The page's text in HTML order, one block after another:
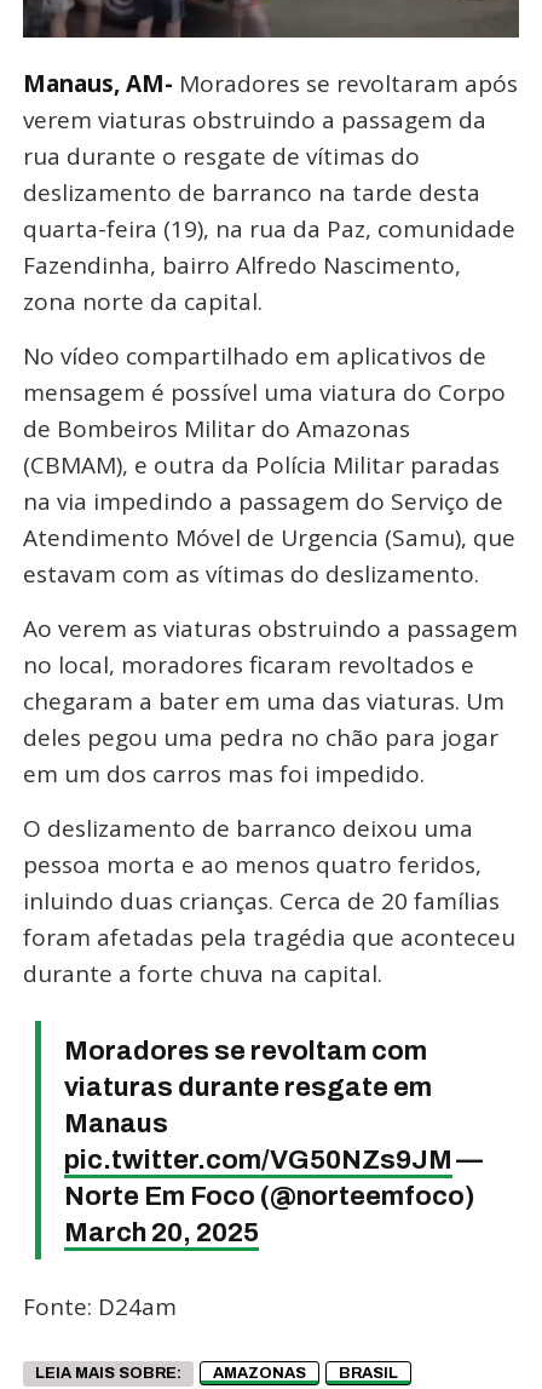
Manaus, AM- Moradores se revoltaram após
verem viaturas obstruindo a passagem da
rua durante o resgate de vítimas do
deslizamento de barranco na tarde desta
quarta-feira (19), na rua da Paz, comunidade
Fazendinha, bairro Alfredo Nascimento,
zona norte da capital.
No vídeo compartilhado em aplicativos de
mensagem é possível uma viatura do Corpo
de Bombeiros Militar do Amazonas
(CBMAM), e outra da Polícia Militar paradas
na via impedindo a passagem do Serviço de
Atendimento Móvel de Urgencia (Samu), que
estavam com as vítimas do deslizamento.
Ao verem as viaturas obstruindo a passagem
no local, moradores ficaram revoltados e
chegaram a bater em uma das viaturas. Um
deles pegou uma pedra no chão para jogar
em um dos carros mas foi impedido.
O deslizamento de barranco deixou uma
pessoa morta e ao menos quatro feridos,
inluindo duas crianças. Cerca de 20 famílias
foram afetadas pela tragédia que aconteceu
durante a forte chuva na capital.
Moradores se revoltam com
viaturas durante resgate em
Manaus
pic.twitter.com/VG50NZs9JM —
Norte Em Foco (@norteemfoco)
March 20, 2025
Fonte: D24am
LEIA MAIS SOBRE: AMAZONAS BRASIL